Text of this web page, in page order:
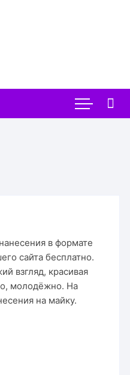
в формате
сайта бесплатно.
взгляд, красивая
молодёжно. На
на майку.